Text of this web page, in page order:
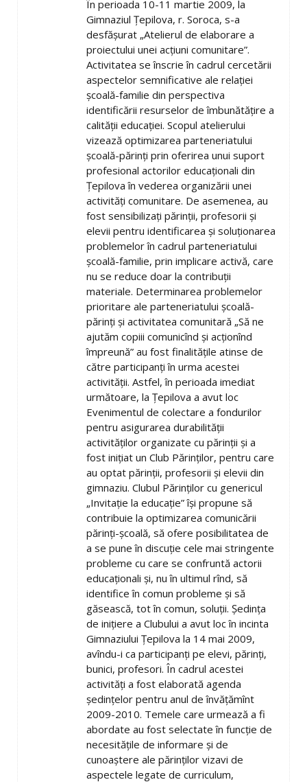
În perioada 10-11 martie 2009, la
Gimnaziul Ţepilova, r. Soroca, s-a
desfăşurat „Atelierul de elaborare a
proiectului unei acţiuni comunitare”.
Activitatea se înscrie în cadrul cercetării
aspectelor semnificative ale relaţiei
şcoală-familie din perspectiva
identificării resurselor de îmbunătăţire a
calităţii educaţiei. Scopul atelierului
vizează optimizarea parteneriatului
şcoală-părinţi prin oferirea unui suport
profesional actorilor educaţionali din
Ţepilova în vederea organizării unei
activităţi comunitare. De asemenea, au
fost sensibilizaţi părinţii, profesorii şi
elevii pentru identificarea şi soluţionarea
problemelor în cadrul parteneriatului
şcoală-familie, prin implicare activă, care
nu se reduce doar la contribuţii
materiale. Determinarea problemelor
prioritare ale parteneriatului şcoală-
părinţi şi activitatea comunitară „Să ne
ajutăm copiii comunicînd şi acţionînd
împreună” au fost finalităţile atinse de
către participanţi în urma acestei
activităţii. Astfel, în perioada imediat
următoare, la Ţepilova a avut loc
Evenimentul de colectare a fondurilor
pentru asigurarea durabilităţii
activităţilor organizate cu părinţii şi a
fost iniţiat un Club Părinţilor, pentru care
au optat părinţii, profesorii şi elevii din
gimnaziu. Clubul Părinţilor cu genericul
„Invitaţie la educaţie” îşi propune să
contribuie la optimizarea comunicării
părinţi-şcoală, să ofere posibilitatea de
a se pune în discuţie cele mai stringente
probleme cu care se confruntă actorii
educaţionali şi, nu în ultimul rînd, să
identifice în comun probleme şi să
găsească, tot în comun, soluţii. Şedinţa
de iniţiere a Clubului a avut loc în incinta
Gimnaziului Ţepilova la 14 mai 2009,
avîndu-i ca participanţi pe elevi, părinţi,
bunici, profesori. În cadrul acestei
activităţi a fost elaborată agenda
şedinţelor pentru anul de învăţămînt
2009-2010. Temele care urmează a fi
abordate au fost selectate în funcţie de
necesităţile de informare şi de
cunoaştere ale părinţilor vizavi de
aspectele legate de curriculum,